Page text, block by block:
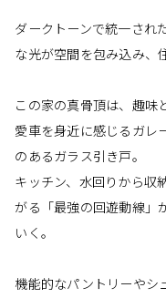
ダークトーンで統一され
な光が空間を包み込み、
この家の真骨頂は、趣味
愛車を身近に感じるガレ
のあるガラス引き戸。
キッチン、水回りから収
がる「最強の回遊動線」
いく。
機能的なパントリーやシ